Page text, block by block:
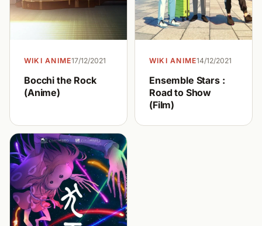
WIKI ANIME17/12/2021
Bocchi the Rock
(Anime)
WIKI ANIME14/12/2021
Ensemble Stars :
Road to Show
(Film)